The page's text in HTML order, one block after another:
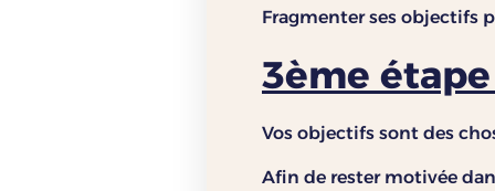
Fragmenter ses objectifs
3ème
Vos objectifs sont des
Afin de rester motivée